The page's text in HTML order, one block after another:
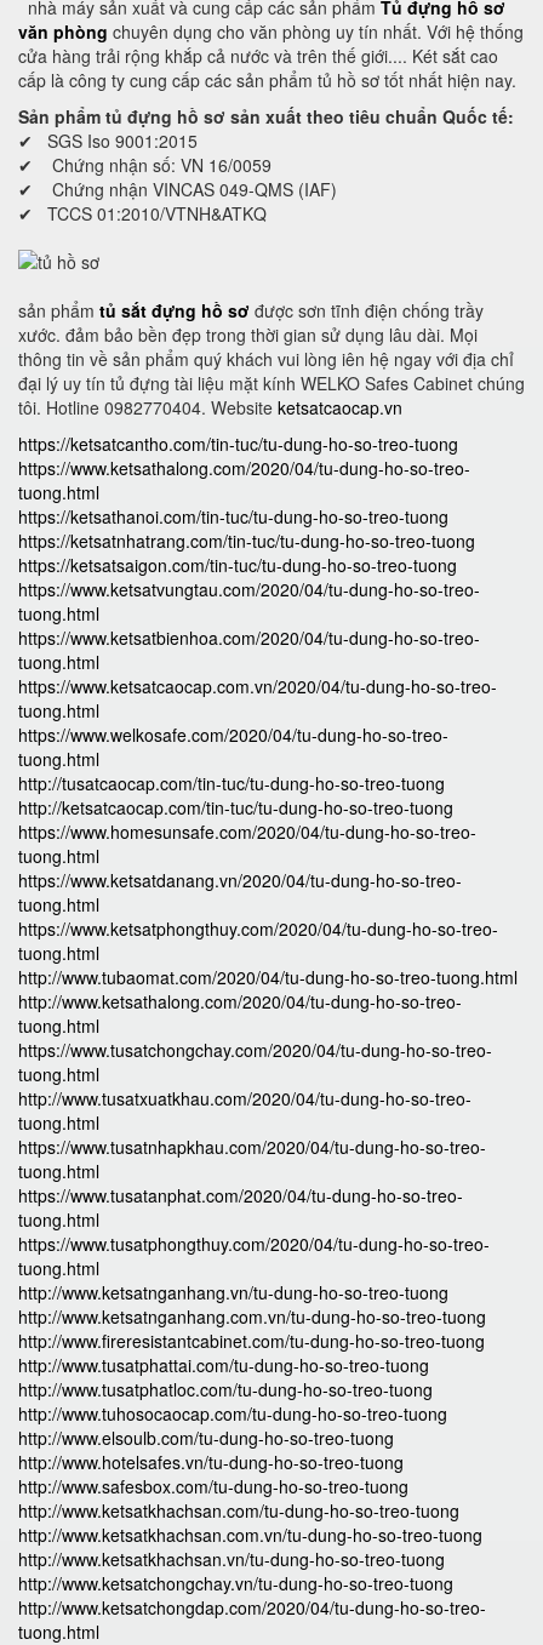
nhà máy sản xuất và cung cấp các sản phẩm Tủ đựng hồ sơ
văn phòng chuyên dụng cho văn phòng uy tín nhất. Với hệ thống
cửa hàng trải rộng khắp cả nước và trên thế giới.... Két sắt cao
cấp là công ty cung cấp các sản phẩm tủ hồ sơ tốt nhất hiện nay.
Sản phẩm tủ đựng hồ sơ sản xuất theo tiêu chuẩn Quốc tế:
✔ SGS Iso 9001:2015
✔ Chứng nhận số: VN 16/0059
✔ Chứng nhận VINCAS 049-QMS (IAF)
✔ TCCS 01:2010/VTNH&ATKQ
sản phẩm tủ sắt đựng hồ sơ được sơn tĩnh điện chống trầy
xước. đảm bảo bền đẹp trong thời gian sử dụng lâu dài. Mọi
thông tin về sản phẩm quý khách vui lòng iên hệ ngay với địa chỉ
đại lý uy tín tủ đựng tài liệu mặt kính WELKO Safes Cabinet chúng
tôi. Hotline 0982770404. Website ketsatcaocap.vn
https://ketsatcantho.com/tin-tuc/tu-dung-ho-so-treo-tuong
https://www.ketsathalong.com/2020/04/tu-dung-ho-so-treo-
tuong.html
https://ketsathanoi.com/tin-tuc/tu-dung-ho-so-treo-tuong
https://ketsatnhatrang.com/tin-tuc/tu-dung-ho-so-treo-tuong
https://ketsatsaigon.com/tin-tuc/tu-dung-ho-so-treo-tuong
https://www.ketsatvungtau.com/2020/04/tu-dung-ho-so-treo-
tuong.html
https://www.ketsatbienhoa.com/2020/04/tu-dung-ho-so-treo-
tuong.html
https://www.ketsatcaocap.com.vn/2020/04/tu-dung-ho-so-treo-
tuong.html
https://www.welkosafe.com/2020/04/tu-dung-ho-so-treo-
tuong.html
http://tusatcaocap.com/tin-tuc/tu-dung-ho-so-treo-tuong
http://ketsatcaocap.com/tin-tuc/tu-dung-ho-so-treo-tuong
https://www.homesunsafe.com/2020/04/tu-dung-ho-so-treo-
tuong.html
https://www.ketsatdanang.vn/2020/04/tu-dung-ho-so-treo-
tuong.html
https://www.ketsatphongthuy.com/2020/04/tu-dung-ho-so-treo-
tuong.html
http://www.tubaomat.com/2020/04/tu-dung-ho-so-treo-tuong.html
http://www.ketsathalong.com/2020/04/tu-dung-ho-so-treo-
tuong.html
https://www.tusatchongchay.com/2020/04/tu-dung-ho-so-treo-
tuong.html
http://www.tusatxuatkhau.com/2020/04/tu-dung-ho-so-treo-
tuong.html
https://www.tusatnhapkhau.com/2020/04/tu-dung-ho-so-treo-
tuong.html
https://www.tusatanphat.com/2020/04/tu-dung-ho-so-treo-
tuong.html
https://www.tusatphongthuy.com/2020/04/tu-dung-ho-so-treo-
tuong.html
http://www.ketsatnganhang.vn/tu-dung-ho-so-treo-tuong
http://www.ketsatnganhang.com.vn/tu-dung-ho-so-treo-tuong
http://www.fireresistantcabinet.com/tu-dung-ho-so-treo-tuong
http://www.tusatphattai.com/tu-dung-ho-so-treo-tuong
http://www.tusatphatloc.com/tu-dung-ho-so-treo-tuong
http://www.tuhosocaocap.com/tu-dung-ho-so-treo-tuong
http://www.elsoulb.com/tu-dung-ho-so-treo-tuong
http://www.hotelsafes.vn/tu-dung-ho-so-treo-tuong
http://www.safesbox.com/tu-dung-ho-so-treo-tuong
http://www.ketsatkhachsan.com/tu-dung-ho-so-treo-tuong
http://www.ketsatkhachsan.com.vn/tu-dung-ho-so-treo-tuong
http://www.ketsatkhachsan.vn/tu-dung-ho-so-treo-tuong
http://www.ketsatchongchay.vn/tu-dung-ho-so-treo-tuong
http://www.ketsatchongdap.com/2020/04/tu-dung-ho-so-treo-
tuong.html